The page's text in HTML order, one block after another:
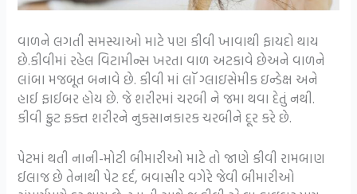
વાળને લગતી સમસ્યાઓ માટે પણ કીવી ખાવાથી ફાયદો થાય
છે.કીવીમાં રહેલ વિટામીન્સ ખરતા વાળ અટકાવે છેઅને વાળને
લાંબા મજબૂત બનાવે છે. કીવી માં લૉ ગ્લાઇસેમીક ઇન્ડેક્ષ અને
હાઈ ફાઈબર હોય છે. જે શરીરમાં ચરબી ને જમા થવા દેતું નથી.
કીવી ફ્રુટ ફક્ત શરીરને નુકસાનકારક ચરબીને દૂર કરે છે.
પેટમાં થતી નાની-મોટી બીમારીઓ માટે તો જાણે કીવી રામબાણ
ઈલાજ છે તેનાથી પેટ દર્દ, બવાસીર વગેરે જેવી બીમારીઓ